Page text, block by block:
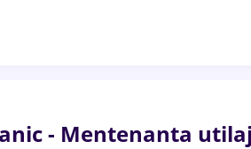
- Mentenanta